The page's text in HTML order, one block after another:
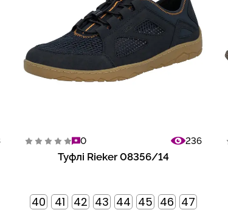
0 236
Туфлі Rieker 08356/14
40 41 42 43 44 45 46 47